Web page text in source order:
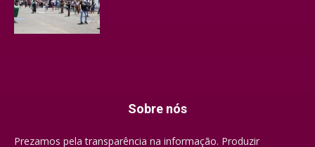
Sobre nós
Prezamos pela transparência na informação. Produzir